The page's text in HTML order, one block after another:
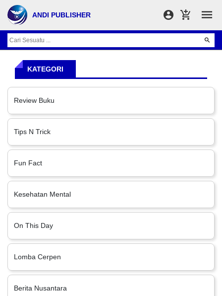
ANDI PUBLISHER
KATEGORI
Review Buku
Tips N Trick
Fun Fact
Kesehatan Mental
On This Day
Lomba Cerpen
Berita Nusantara